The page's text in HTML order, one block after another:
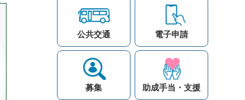
公共交通 電子申請
募集 助成手当・支援